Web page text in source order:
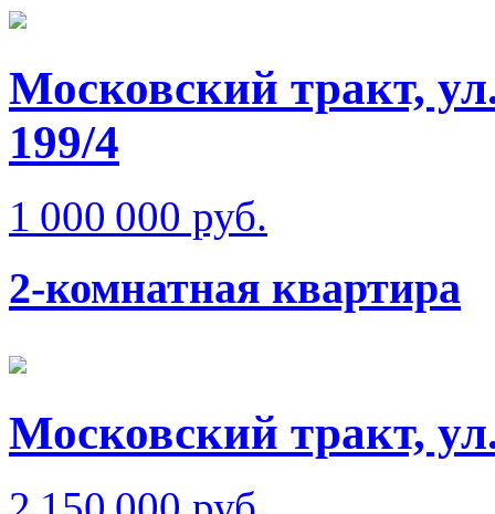
Московский тракт,
199/4
1 000 000 руб.
2-комнатная квартира
Московский тракт,